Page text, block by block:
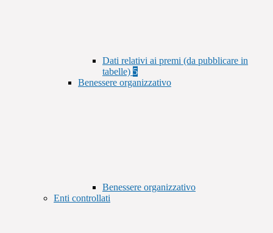
Dati relativi ai premi (da pubblicare in
tabelle) 5
Benessere organizzativo
Benessere organizzativo
Enti controllati